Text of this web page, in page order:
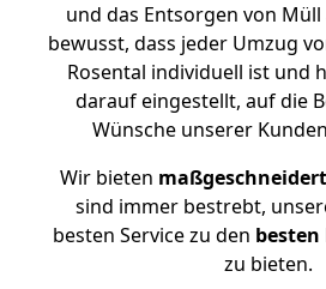
und das Entsorgen von
bewusst, dass jeder Umzug
Rosental individuell ist und
darauf eingestellt, auf die
Wünsche unserer
Wir bieten
sind immer bestrebt,
besten Service zu den besten
zu bieten.